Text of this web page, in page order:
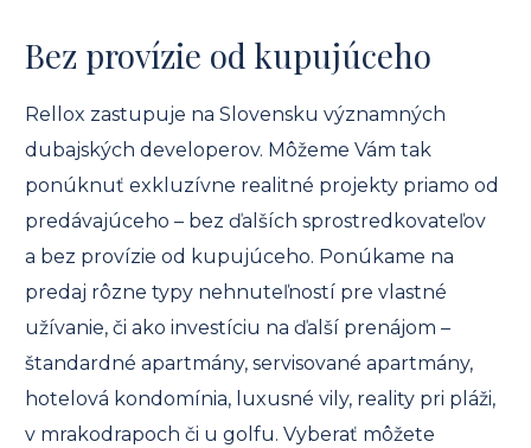
Bez provízie od kupujúceho
Rellox zastupuje na Slovensku významných
dubajských developerov. Môžeme Vám tak
ponúknuť exkluzívne realitné projekty priamo od
predávajúceho – bez ďalších sprostredkovateľov
a bez provízie od kupujúceho. Ponúkame na
predaj rôzne typy nehnuteľností pre vlastné
užívanie, či ako investíciu na ďalší prenájom –
štandardné apartmány, servisované apartmány,
hotelová kondomínia, luxusné vily, reality pri pláži,
v mrakodrapoch či u golfu. Vyberať môžete